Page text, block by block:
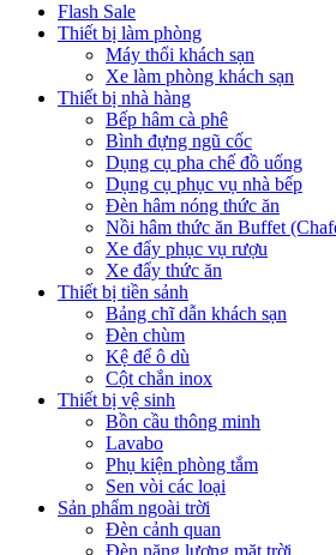
Flash Sale
Thiết bị làm phòng
Máy thổi khách sạn
Xe làm phòng khách sạn
Thiết bị nhà hàng
Bếp hâm cà phê
Bình đựng ngũ cốc
Dụng cụ pha chế đồ uống
Dụng cụ phục vụ nhà bếp
Đèn hâm nóng thức ăn
Nồi hâm thức ăn Buffet
Xe đẩy phục vụ rượu
Xe đẩy thức ăn
Thiết bị tiền sảnh
Bảng chĩ dẫn khách sạn
Đèn chùm
Kệ để ô dù
Cột chắn inox
Thiết bị vệ sinh
Bồn cầu thông minh
Lavabo
Phụ kiện phòng tắm
Sen vòi các loại
Sản phẩm ngoài trời
Đèn cảnh quan
Đèn năng lượng mặt trời